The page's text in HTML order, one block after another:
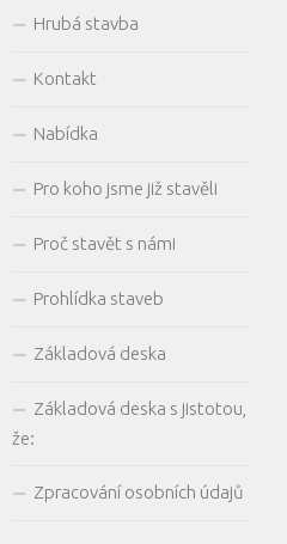
Hrubá stavba
Kontakt
Nabídka
Pro koho jsme již stavěli
Proč stavět s námi
Prohlídka staveb
Základová deska
Základová deska s jistotou,
že:
Zpracování osobních údajů